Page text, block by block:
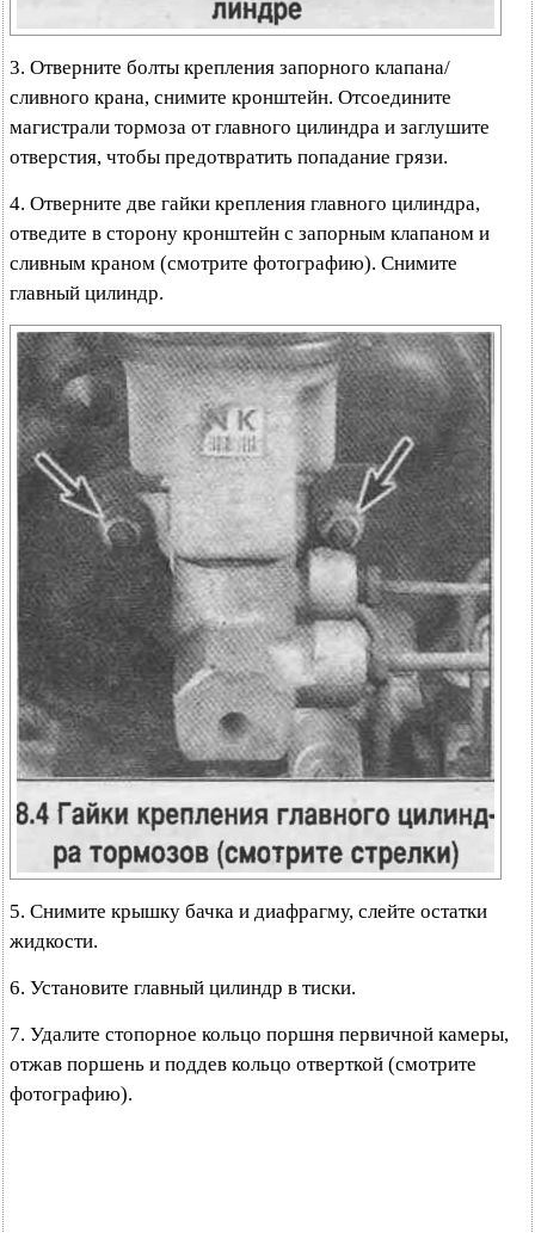
3. Отверните болты крепления запорного клапана/
сливного крана, снимите кронштейн. Отсоедините
магистрали тормоза от главного цилиндра и заглушите
отверстия, чтобы предотвратить попадание грязи.
4. Отверните две гайки крепления главного цилиндра,
отведите в сторону кронштейн с запорным клапаном и
сливным краном (смотрите фотографию). Снимите
главный цилиндр.
5. Снимите крышку бачка и диафрагму, слейте остатки
жидкости.
6. Установите главный цилиндр в тиски.
7. Удалите стопорное кольцо поршня первичной камеры,
отжав поршень и поддев кольцо отверткой (смотрите
фотографию).